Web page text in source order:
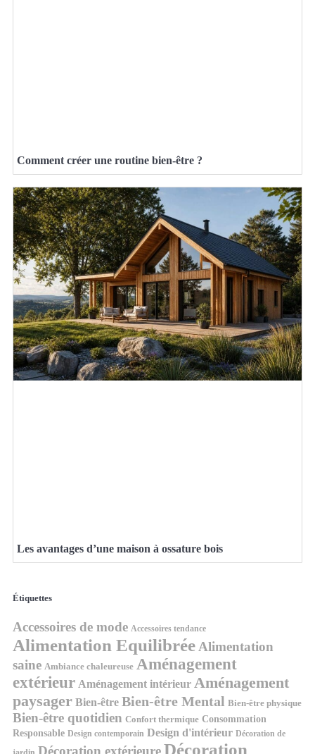
Comment créer une routine bien-être ?
Les avantages d’une maison à ossature bois
Étiquettes
Accessoires de mode Accessoires tendance
Alimentation Equilibrée Alimentation
saine Ambiance chaleureuse Aménagement
extérieur Aménagement intérieur Aménagement
paysager Bien-être Bien-être Mental Bien-être physique
Bien-être quotidien Confort thermique Consommation
Responsable Design contemporain Design d'intérieur Décoration de
Décoration extérieureDécoration